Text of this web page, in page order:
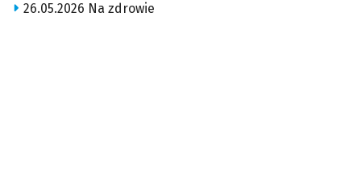
26.05.2026 Na zdrowie